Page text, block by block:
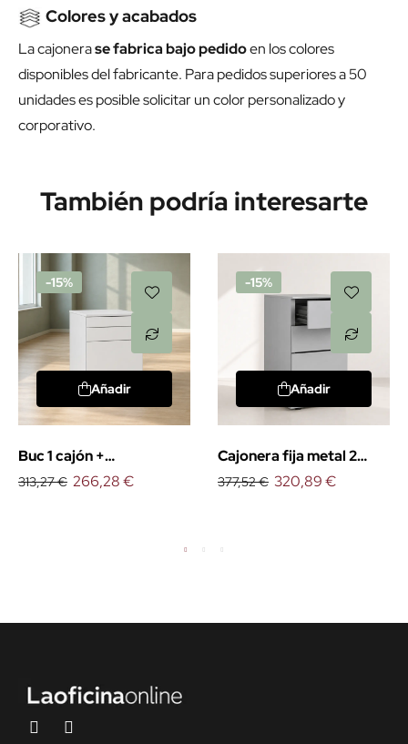
Colores y acabados
La cajonerase fabrica bajo pedidoen los colores
disponibles del fabricante. Para pedidos superiores a 50
unidades es posible solicitar un color personalizado y
corporativo.
También podría interesarte
-15%
Añadir
Buc 1 cajón +
portalápices + archivo
313,27 € 266,28 €
-15%
Añadir
Cajonera fija metal 2
cajones + 1 archivo
377,52 € 320,89 €